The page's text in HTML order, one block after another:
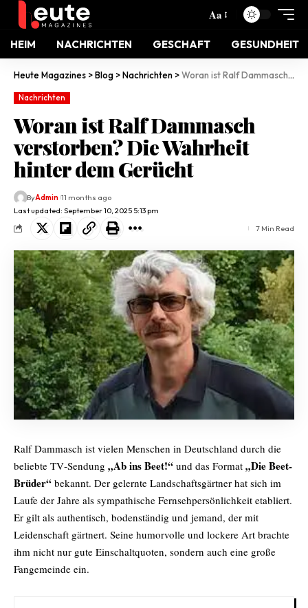
Aa
HEIM NACHRICHTEN GESCHAFT GESUNDHEIT
Heute Magazines >Blog >Nachrichten >Woran ist Ralf Dammasch verstorben? Die Wahrheit hinter dem Gerücht
Nachrichten
Woran ist Ralf Dammasch
verstorben? Die Wahrheit
hinter dem Gerücht
Last updated: September 10, 2025 5:13 pm
ByAdmin 11 months ago
7 Min Read
Ralf Dammasch ist vielen Menschen in Deutschland durch die
beliebte TV‑Sendung „Ab ins Beet!“ und das Format „Die Beet-
Brüder“ bekannt. Der gelernte Landschaftsgärtner hat sich im
Laufe der Jahre als sympathische Fernsehpersönlichkeit etabliert.
Er gilt als authentisch, bodenständig und jemand, der mit
Leidenschaft gärtnert. Seine humorvolle und lockere Art brachte
ihm nicht nur gute Einschaltquoten, sondern auch eine große
Fangemeinde ein.